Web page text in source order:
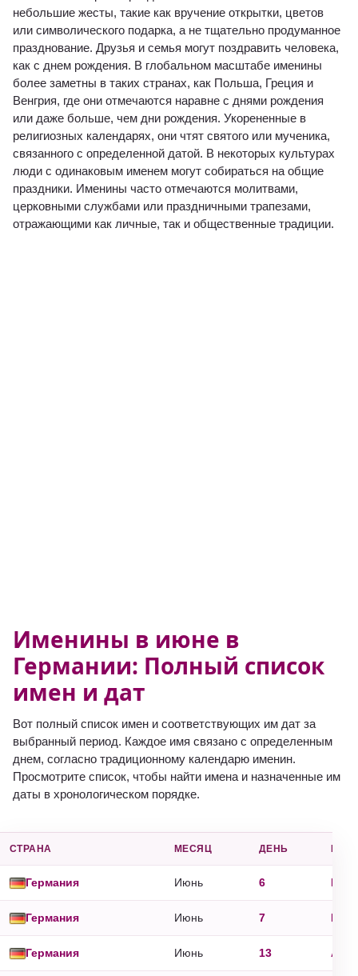
небольшие жесты, такие как вручение открытки, цветов
или символического подарка, а не тщательно продуманное
празднование. Друзья и семья могут поздравить человека,
как с днем ​​рождения. В глобальном масштабе именины
более заметны в таких странах, как Польша, Греция и
Венгрия, где они отмечаются наравне с днями рождения
или даже больше, чем дни рождения. Укорененные в
религиозных календарях, они чтят святого или мученика,
связанного с определенной датой. В некоторых культурах
люди с одинаковым именем могут собираться на общие
праздники. Именины часто отмечаются молитвами,
церковными службами или праздничными трапезами,
отражающими как личные, так и общественные традиции.
Именины в июне в
Германии: Полный список
имен и дат
Вот полный список имен и соответствующих им дат за
выбранный период. Каждое имя связано с определенным
днем, согласно традиционному календарю именин.
Просмотрите список, чтобы найти имена и назначенные им
даты в хронологическом порядке.
СТРАНА МЕСЯЦ ДЕНЬ ИМЯ
Германия Июнь 6
Германия Июнь 7
Германия Июнь 13